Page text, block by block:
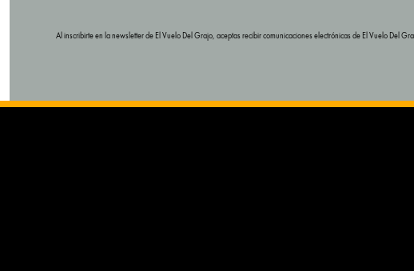
Al inscribirte en la newsletter de El Vuelo Del Grajo, aceptas recibir comunicaciones electrónicas de El Vuelo Del